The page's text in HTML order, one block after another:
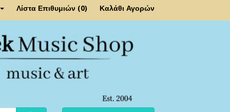
Λίστα Επιθυμιών (0) Καλάθι Αγορών